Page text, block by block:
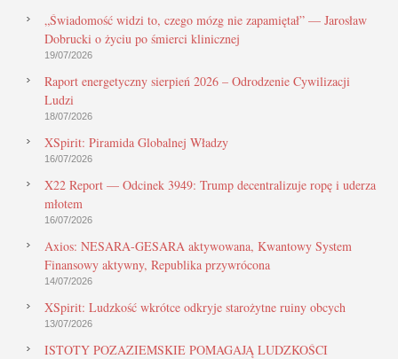
„Świadomość widzi to, czego mózg nie zapamiętał” — Jarosław
Dobrucki o życiu po śmierci klinicznej
19/07/2026
Raport energetyczny sierpień 2026 – Odrodzenie Cywilizacji
Ludzi
18/07/2026
XSpirit: Piramida Globalnej Władzy
16/07/2026
X22 Report — Odcinek 3949: Trump decentralizuje ropę i uderza
młotem
16/07/2026
Axios: NESARA-GESARA aktywowana, Kwantowy System
Finansowy aktywny, Republika przywrócona
14/07/2026
XSpirit: Ludzkość wkrótce odkryje starożytne ruiny obcych
13/07/2026
ISTOTY POZAZIEMSKIE POMAGAJĄ LUDZKOŚCI